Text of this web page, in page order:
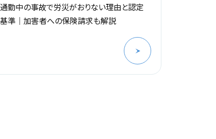
通勤中の事故で労災がおりない理由と認定
基準｜加害者への保険請求も解説